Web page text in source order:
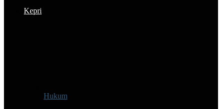
Kepri
Hukum